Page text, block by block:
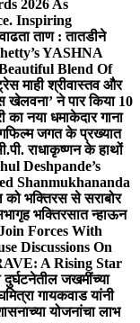
2026 As
Inspiring
ताण : तातडीने
YASHNA
Blend Of
माही श्रीवास्तव और
खेलवना’ ने पार किया 10
का नया धमाकेदार गाना
फिल्म जगत के प्रख्यात
राधाकृष्णन के हाथों
Deshpande’s
Shanmukhananda
को भक्तिरस से सराबोर
भक्तिरसात न्हाऊन
Forces With
Discussions On
A Rising Star
दुर्घटनेतील जखमींच्या
गायकवाड यांनी
योजनांचा लाभ